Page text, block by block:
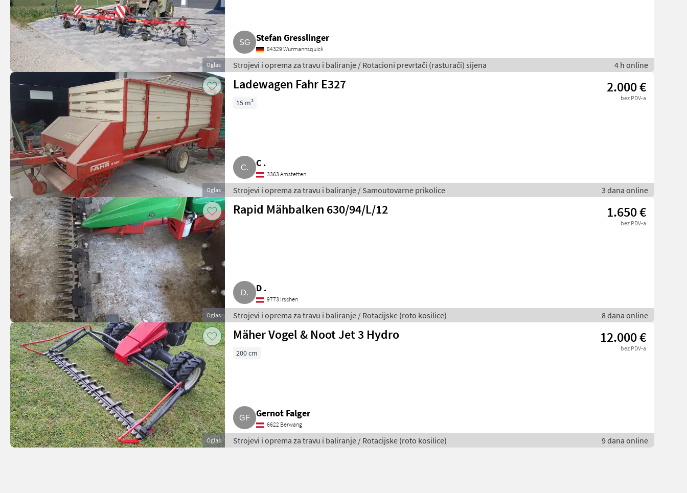
Oglas
Stefan Gresslinger
84329 Wurmannsquick
Strojevi i oprema za travu i baliranje / Rotacioni prevrtači (rasturači) sijena 4 h online
Oglas
Ladewagen Fahr E327 2.000 €
bez PDV-a
15 m³
C .
3363 Amstetten
Strojevi i oprema za travu i baliranje / Samoutovarne prikolice 3 dana online
Oglas
Rapid Mähbalken 630/94/L/12 1.650 €
bez PDV-a
D .
9773 Irschen
Strojevi i oprema za travu i baliranje / Rotacijske (roto kosilice) 8 dana online
Oglas
Mäher Vogel & Noot Jet 3 Hydro 12.000 €
bez PDV-a
200 cm
Gernot Falger
6622 Berwang
Strojevi i oprema za travu i baliranje / Rotacijske (roto kosilice) 9 dana online